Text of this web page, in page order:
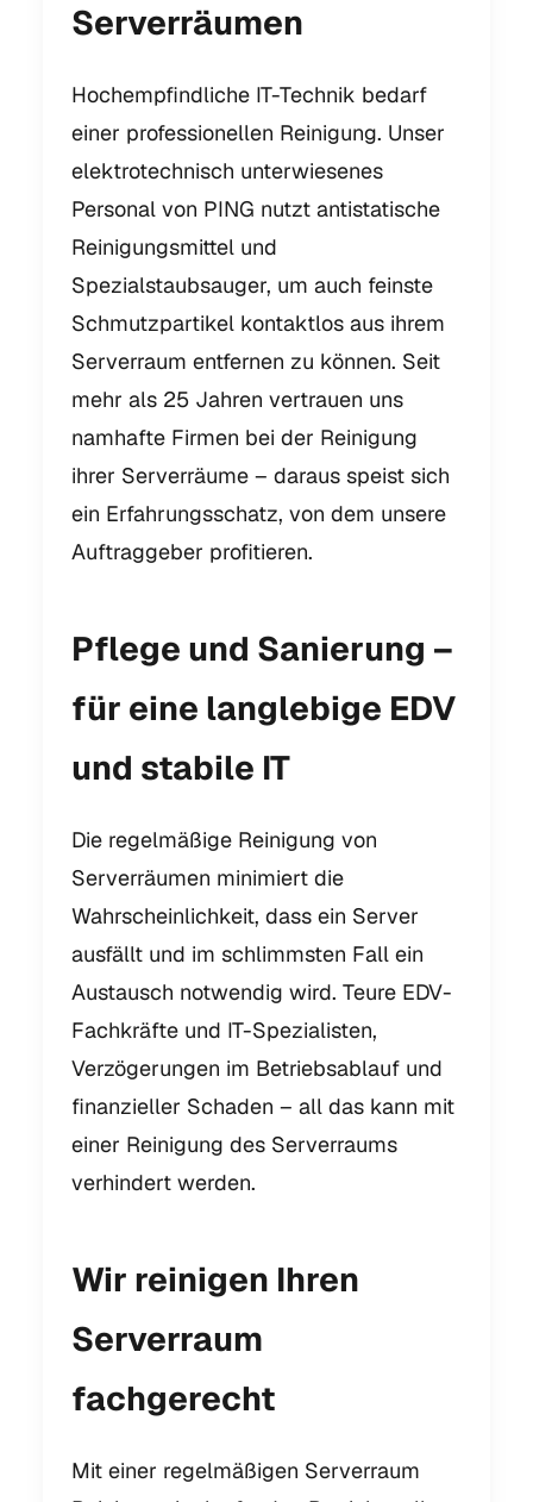
Serverräumen
Hochempfindliche IT-Technik bedarf
einer professionellen Reinigung. Unser
elektrotechnisch unterwiesenes
Personal von PING nutzt antistatische
Reinigungsmittel und
Spezialstaubsauger, um auch feinste
Schmutzpartikel kontaktlos aus ihrem
Serverraum entfernen zu können. Seit
mehr als 25 Jahren vertrauen uns
namhafte Firmen bei der Reinigung
ihrer Serverräume – daraus speist sich
ein Erfahrungsschatz, von dem unsere
Auftraggeber profitieren.
Pflege und Sanierung –
für eine langlebige EDV
und stabile IT
Die regelmäßige Reinigung von
Serverräumen minimiert die
Wahrscheinlichkeit, dass ein Server
ausfällt und im schlimmsten Fall ein
Austausch notwendig wird. Teure EDV-
Fachkräfte und IT-Spezialisten,
Verzögerungen im Betriebsablauf und
finanzieller Schaden – all das kann mit
einer Reinigung des Serverraums
verhindert werden.
Wir reinigen Ihren
Serverraum
fachgerecht
Mit einer regelmäßigen Serverraum